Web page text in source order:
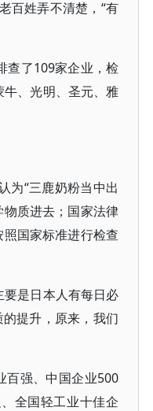
百姓弄不清楚，“有
了109家企业，检
、光明、圣元、雅
为“三鹿奶粉当中出
质进去；国家法律
国家标准进行检查
是日本人有每日必
提升，原来，我们
强、中国企业500
全国轻工业十佳企